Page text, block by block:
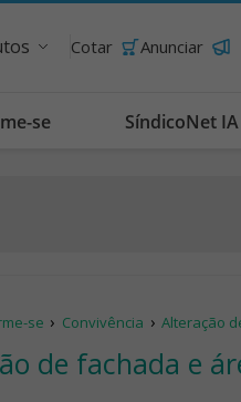
Cotar Anunciar
se SíndicoNet IA
se Convivência Alteração
de fachada e